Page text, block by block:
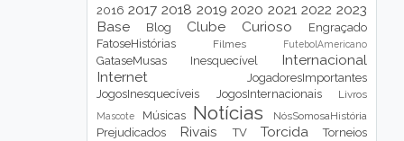
2016 2017 2018 2019 2020 2021 2022 2023
Base
Blog Clube Curioso
Engraçado
FatoseHistórias
Filmes FutebolAmericano
GataseMusas Inesquecível
Internacional
Internet
JogadoresImportantes
JogosInesquecíveis
JogosInternacionais Livros
Mascote Músicas Notícias NósSomosaHistória
Prejudicados Rivais TV Torcida
Torneios